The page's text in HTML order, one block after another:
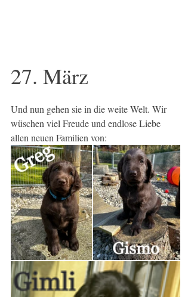
27. März
Und nun gehen sie in die weite Welt. Wir
wüschen viel Freude und endlose Liebe
allen neuen Familien von: